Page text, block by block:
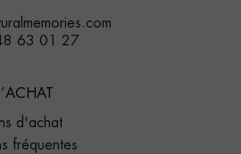
63 01 27
d'achat
fréquentes